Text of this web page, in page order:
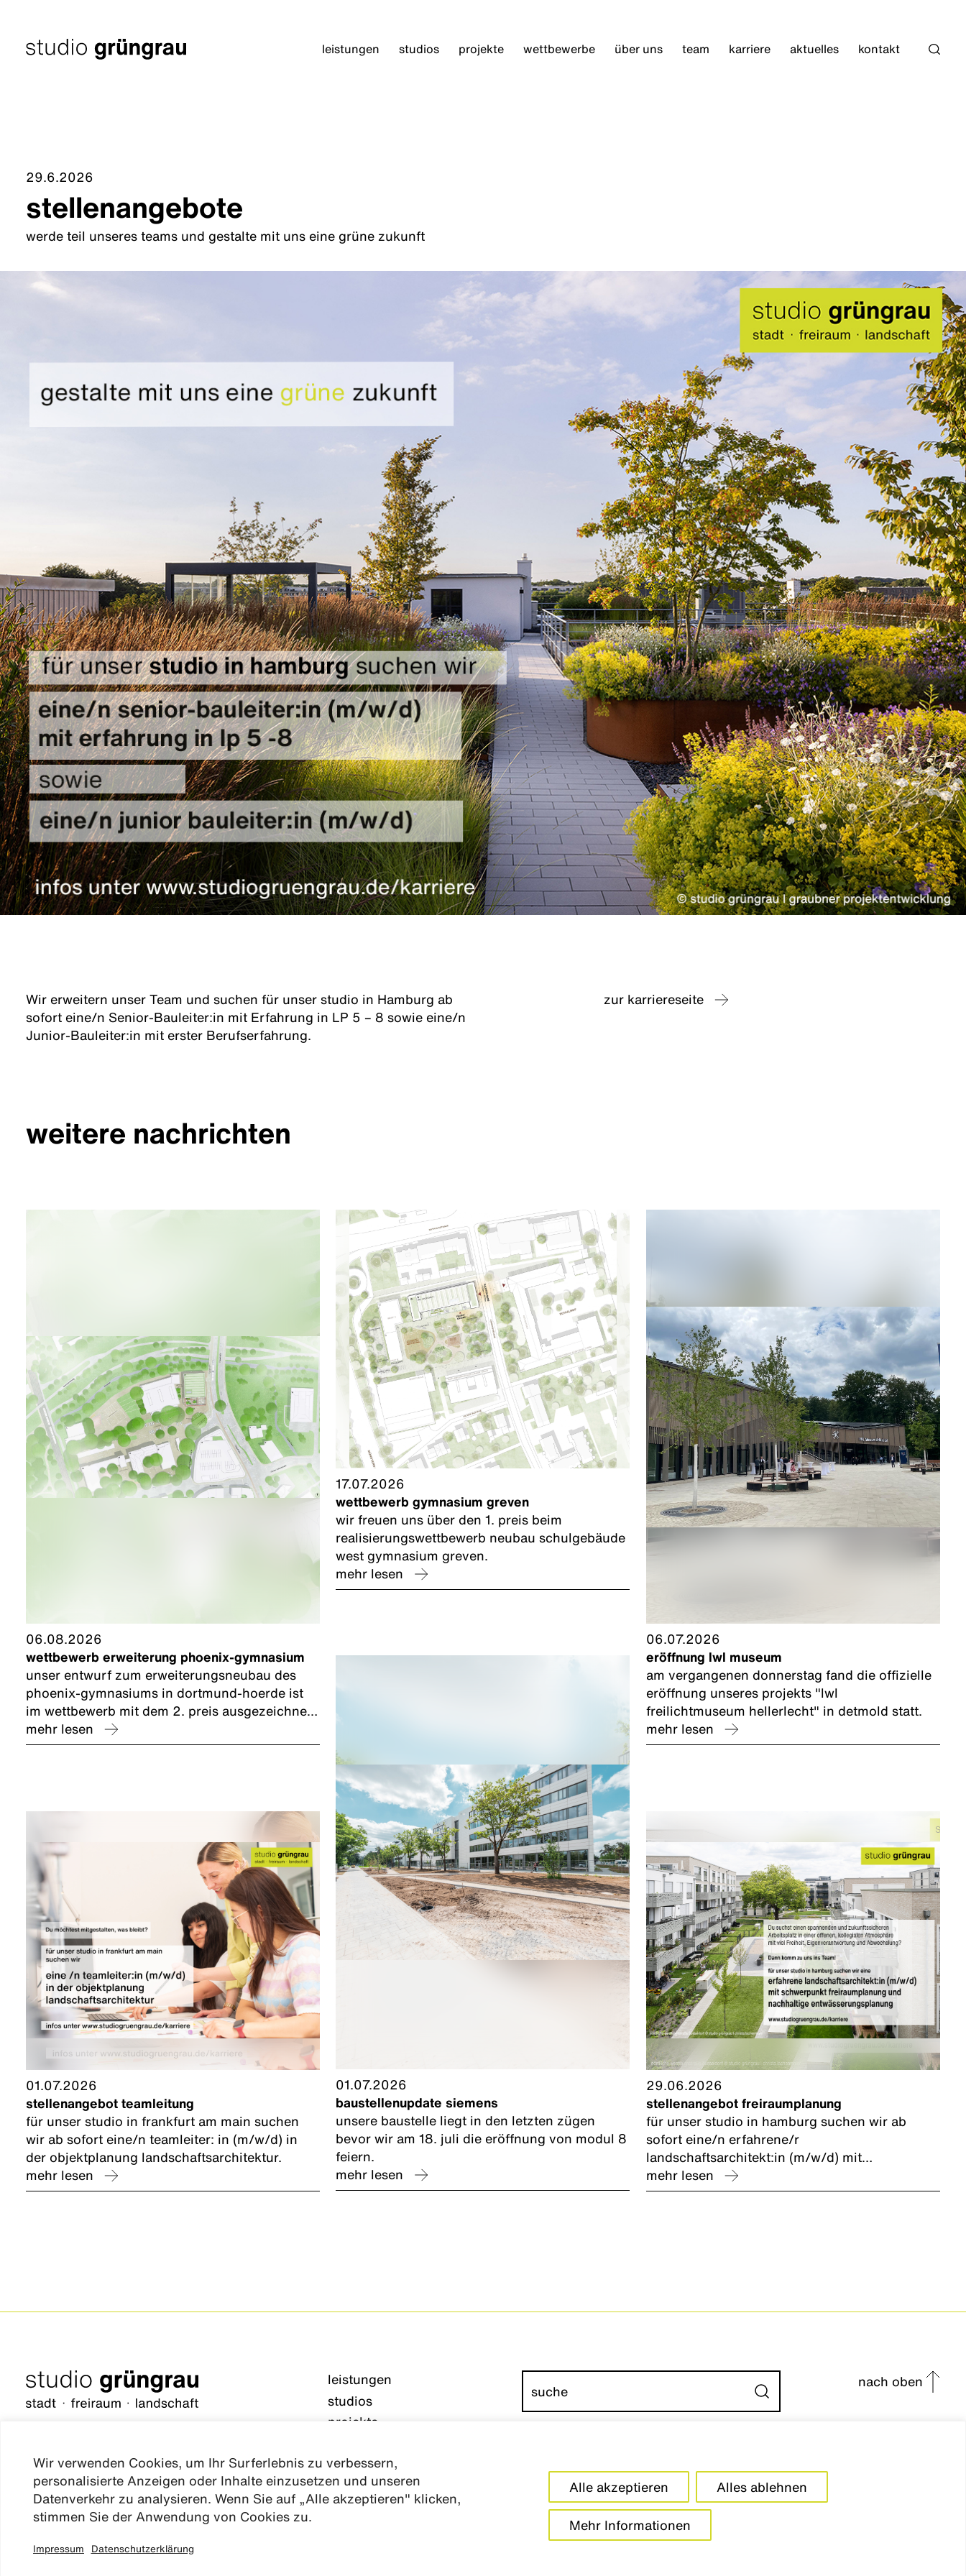
Wir verwenden Cookies, um Ihr Surferlebnis zu verbessern,
personalisierte Anzeigen oder Inhalte einzusetzen und unseren
Datenverkehr zu analysieren. Wenn Sie auf „Alle akzeptieren" klicken,
stimmen Sie der Anwendung von Cookies zu.
Impressum Datenschutzerklärung
Mehr Informationen
Alles ablehnen
Alle akzeptieren
springenStartseite leistungen studios projekte wettbewerbe über uns team karriere aktuelles kontakt
29.6.2026
stellenangebote
werde teil unseres teams und gestalte mit uns eine grüne zukunft
Wir erweitern unser Team und suchen für unser studio in Hamburg ab
sofort eine/n Senior-Bauleiter:in mit Erfahrung in LP 5 – 8 sowie eine/n
Junior-Bauleiter:in mit erster Berufserfahrung.
zur karriereseite
weitere nachrichten
06.08.2026
wettbewerb erweiterung phoenix-gymnasium
unser entwurf zum erweiterungsneubau des
phoenix-gymnasiums in dortmund-hoerde ist
im wettbewerb mit dem 2. preis ausgezeichnet
worden. wir freuen uns und bedanken uns bei
unserem planungspartner caspar.
mehr lesen
17.07.2026
wettbewerb gymnasium greven
wir freuen uns über den 1. preis beim
realisierungswettbewerb neubau schulgebäude
west gymnasium greven.
mehr lesen
06.07.2026
eröffnung lwl museum
am vergangenen donnerstag fand die offizielle
eröffnung unseres projekts "lwl
freilichtmuseum hellerlecht" in detmold statt.
mehr lesen
01.07.2026
stellenangebot teamleitung
für unser studio in frankfurt am main suchen
wir ab sofort eine/n teamleiter: in (m/w/d) in
der objektplanung landschaftsarchitektur.
mehr lesen
01.07.2026
baustellenupdate siemens
unsere baustelle liegt in den letzten zügen
bevor wir am 18. juli die eröffnung von modul 8
feiern.
mehr lesen
29.06.2026
stellenangebot freiraumplanung
für unser studio in hamburg suchen wir ab
sofort eine/n erfahrene/r
landschaftsarchitekt:in (m/w/d) mit
schwerpunkt freiraumplanung und nachhaltige
entwässerungsplanung zur förderung
mehr lesen
düsseldorf
dresden
frankfurt
hamburg
leistungen
studios
projekte
über uns
team
karriere
Absenden
impressum
datenschutz
cookie einstellungen
nach oben